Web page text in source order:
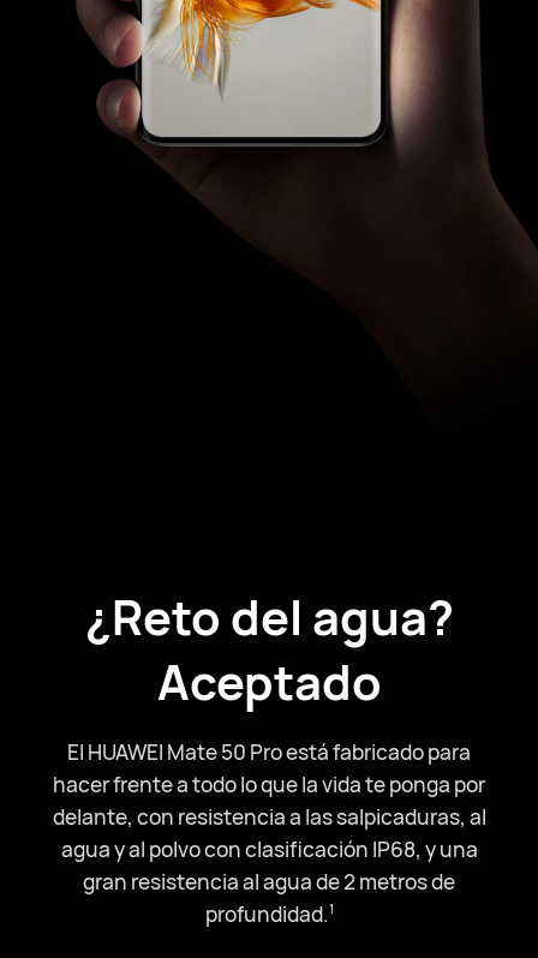
¿Reto del agua?
Aceptado
El HUAWEI Mate 50 Pro está fabricado para
hacer frente a todo lo que la vida te ponga por
delante, con resistencia a las salpicaduras, al
agua y al polvo con clasificación IP68, y una
gran resistencia al agua de 2 metros de
profundidad.⁠1